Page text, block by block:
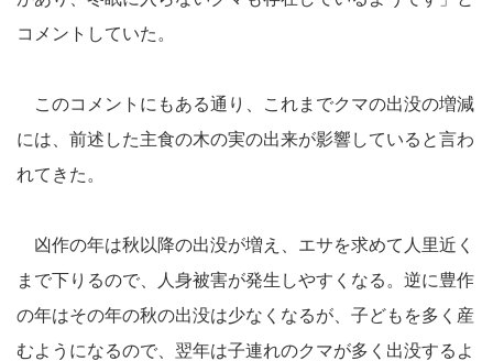
コメントしていた。
このコメントにもある通り、これまでクマの出没の増減
には、前述した主食の木の実の出来が影響していると言わ
れてきた。
凶作の年は秋以降の出没が増え、エサを求めて人里近く
まで下りるので、人身被害が発生しやすくなる。逆に豊作
の年はその年の秋の出没は少なくなるが、子どもを多く産
むようになるので、翌年は子連れのクマが多く出没するよ